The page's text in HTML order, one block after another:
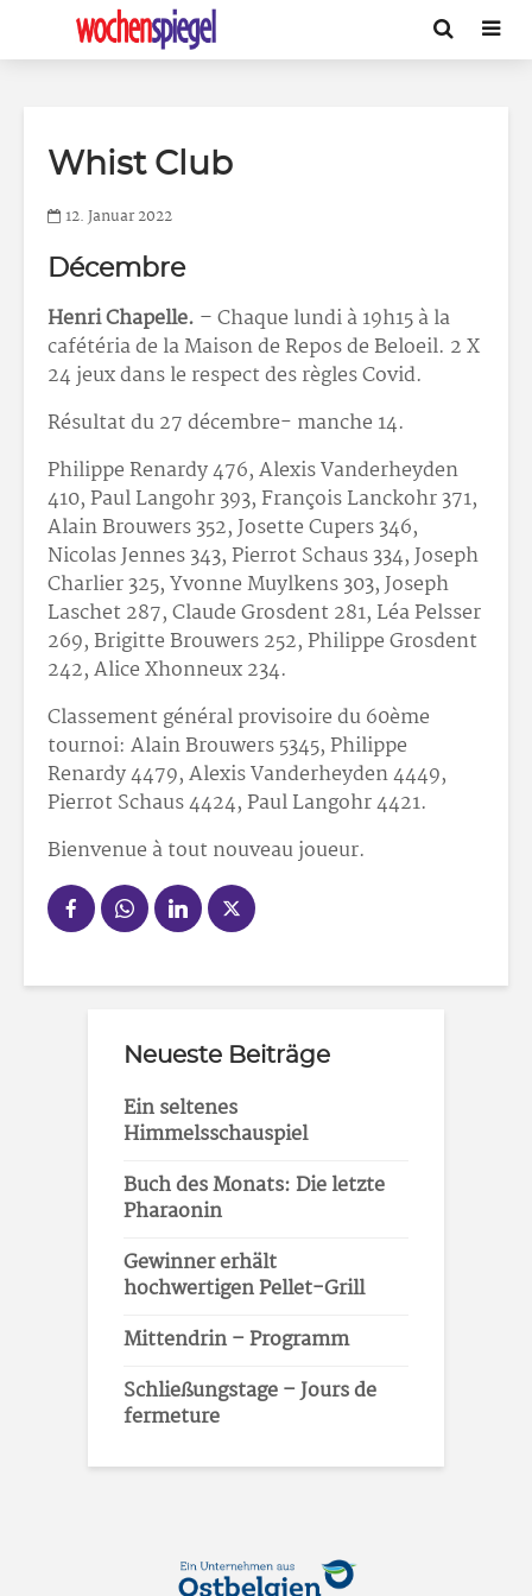
Whist Club
12. Januar 2022
Décembre
Henri Chapelle. – Chaque lundi à 19h15 à la
cafétéria de la Maison de Repos de Beloeil. 2 X
24 jeux dans le respect des règles Covid.
Résultat du 27 décembre- manche 14.
Philippe Renardy 476, Alexis Vanderheyden
410, Paul Langohr 393, François Lanckohr 371,
Alain Brouwers 352, Josette Cupers 346,
Nicolas Jennes 343, Pierrot Schaus 334, Joseph
Charlier 325, Yvonne Muylkens 303, Joseph
Laschet 287, Claude Grosdent 281, Léa Pelsser
269, Brigitte Brouwers 252, Philippe Grosdent
242, Alice Xhonneux 234.
Classement général provisoire du 60ème
tournoi: Alain Brouwers 5345, Philippe
Renardy 4479, Alexis Vanderheyden 4449,
Pierrot Schaus 4424, Paul Langohr 4421.
Bienvenue à tout nouveau joueur.
Neueste Beiträge
Ein seltenes
Himmelsschauspiel
Buch des Monats: Die letzte
Pharaonin
Gewinner erhält
hochwertigen Pellet-Grill
Mittendrin – Programm
Schließungstage – Jours de
fermeture